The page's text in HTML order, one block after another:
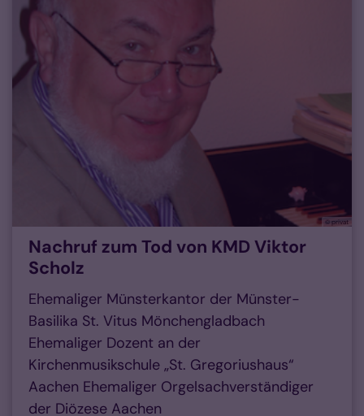
© privat
Nachruf zum Tod von KMD Viktor
Scholz
Ehemaliger Münsterkantor der Münster-
Basilika St. Vitus Mönchengladbach
Ehemaliger Dozent an der
Kirchenmusikschule „St. Gregoriushaus“
Aachen Ehemaliger Orgelsachverständiger
der Diözese Aachen